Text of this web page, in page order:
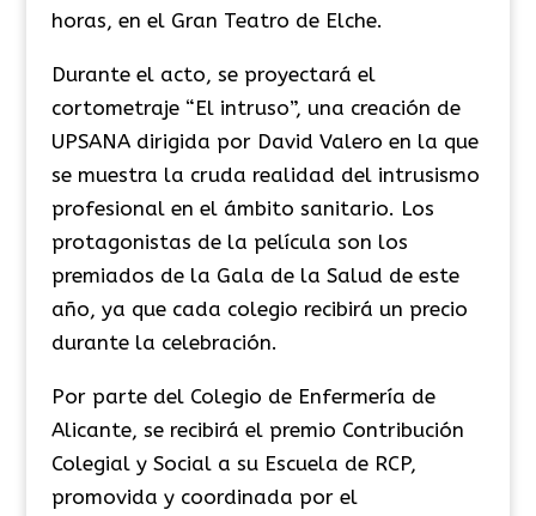
horas, en el Gran Teatro de Elche.
Durante el acto, se proyectará el
cortometraje “El intruso”, una creación de
UPSANA dirigida por David Valero en la que
se muestra la cruda realidad del intrusismo
profesional en el ámbito sanitario. Los
protagonistas de la película son los
premiados de la Gala de la Salud de este
año, ya que cada colegio recibirá un precio
durante la celebración.
Por parte del Colegio de Enfermería de
Alicante, se recibirá el premio Contribución
Colegial y Social a su Escuela de RCP,
promovida y coordinada por el